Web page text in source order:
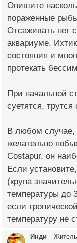
Опишите
пораженные
Отсаживать нет
аквариуме.
состояния и
протекать
При начальной
суетятся,
В любом случае,
желательно
Costapur, он
Если
(крупа
температуры до
если
температуру не
Инди Житель